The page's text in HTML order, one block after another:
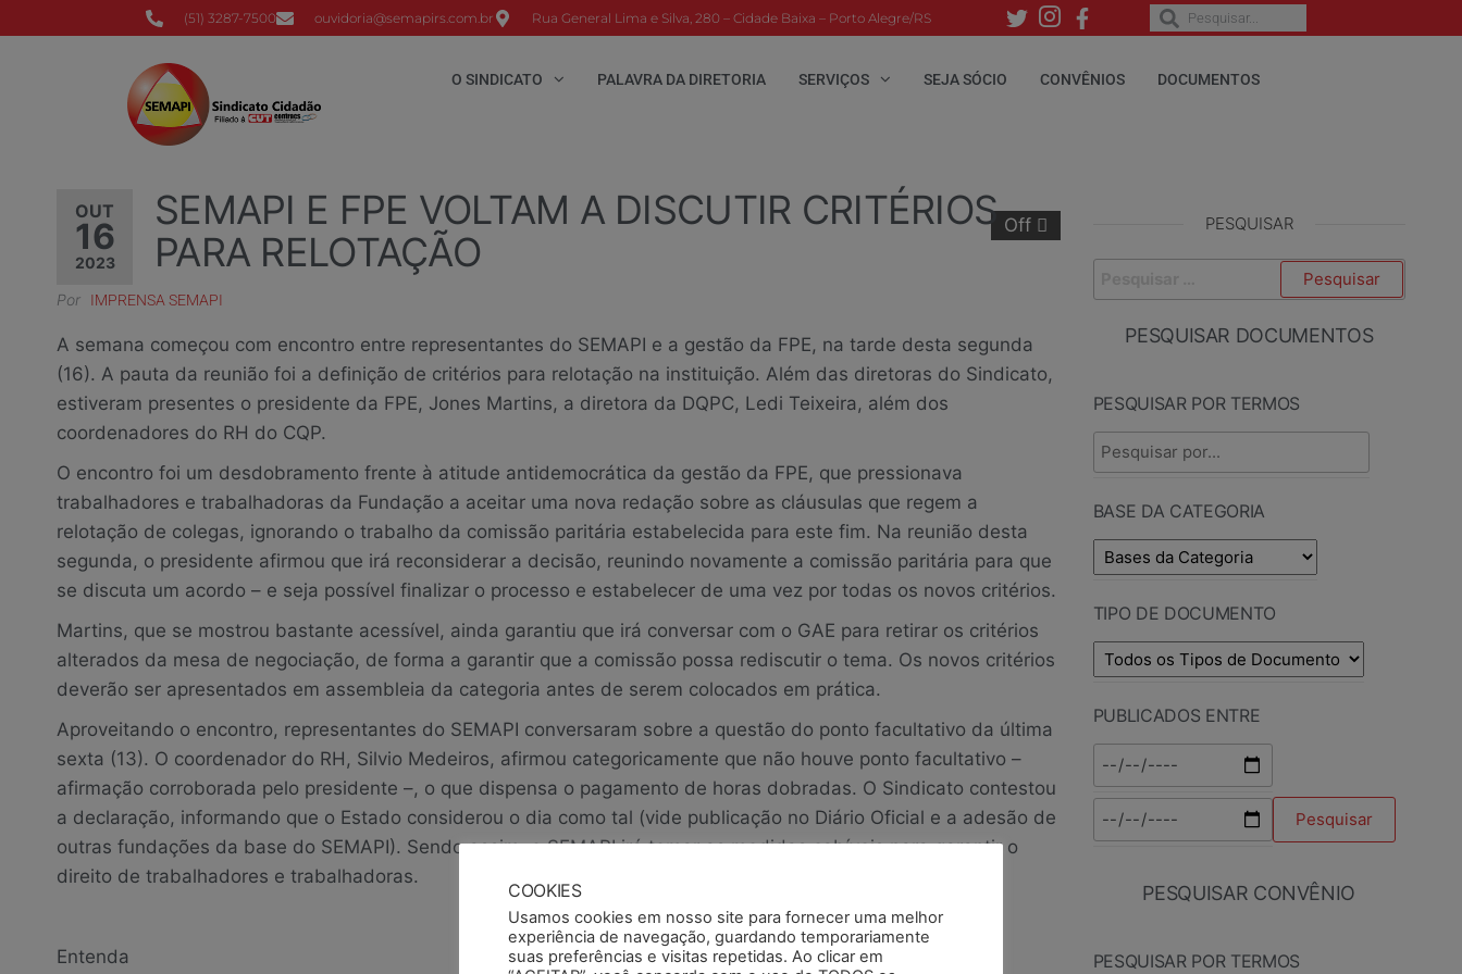
(51) 3287-7500 ouvidoria@semapirs.com.br Rua General Lima e Silva, 280 – Cidade Baixa – Porto Alegre/RS
O SINDICATO PALAVRA DA DIRETORIA SERVIÇOS SEJA SÓCIO CONVÊNIOS DOCUMENTOS
OUT
16
2023
Off
SEMAPI E FPE VOLTAM A DISCUTIR CRITÉRIOS
PARA RELOTAÇÃO
Por IMPRENSA SEMAPI
A semana começou com encontro entre representantes do SEMAPI e a gestão da FPE, na tarde desta segunda
(16). A pauta da reunião foi a definição de critérios para relotação na instituição. Além das diretoras do Sindicato,
estiveram presentes o presidente da FPE, Jones Martins, a diretora da DQPC, Ledi Teixeira, além dos
coordenadores do RH do CQP.
O encontro foi um desdobramento frente à atitude antidemocrática da gestão da FPE, que pressionava
trabalhadores e trabalhadoras da Fundação a aceitar uma nova redação sobre as cláusulas que regem a
relotação de colegas, ignorando o trabalho da comissão paritária estabelecida para este fim. Na reunião desta
segunda, o presidente afirmou que irá reconsiderar a decisão, reunindo novamente a comissão paritária para que
se discuta um acordo – e seja possível finalizar o processo e estabelecer de uma vez por todas os novos critérios.
Martins, que se mostrou bastante acessível, ainda garantiu que irá conversar com o GAE para retirar os critérios
alterados da mesa de negociação, de forma a garantir que a comissão possa rediscutir o tema. Os novos critérios
deverão ser apresentados em assembleia da categoria antes de serem colocados em prática.
Aproveitando o encontro, representantes do SEMAPI conversaram sobre a questão do ponto facultativo da última
sexta (13). O coordenador do RH, Silvio Medeiros, afirmou categoricamente que não houve ponto facultativo –
afirmação corroborada pelo presidente –, o que dispensa o pagamento de horas dobradas. O Sindicato contestou
a declaração, informando que o Estado considerou o dia como tal (vide publicação no Diário Oficial e a adesão de
outras fundações da base do SEMAPI). Sendo assim, o SEMAPI irá tomar as medidas cabíveis para garantir o
direito de trabalhadores e trabalhadoras.
Entenda
PESQUISAR
PESQUISAR DOCUMENTOS
PESQUISAR POR TERMOS
BASE DA CATEGORIA
TIPO DE DOCUMENTO
PUBLICADOS ENTRE
PESQUISAR CONVÊNIO
PESQUISAR POR TERMOS
COOKIES
Usamos cookies em nosso site para fornecer uma melhor
experiência de navegação, guardando temporariamente
suas preferências e visitas repetidas. Ao clicar em